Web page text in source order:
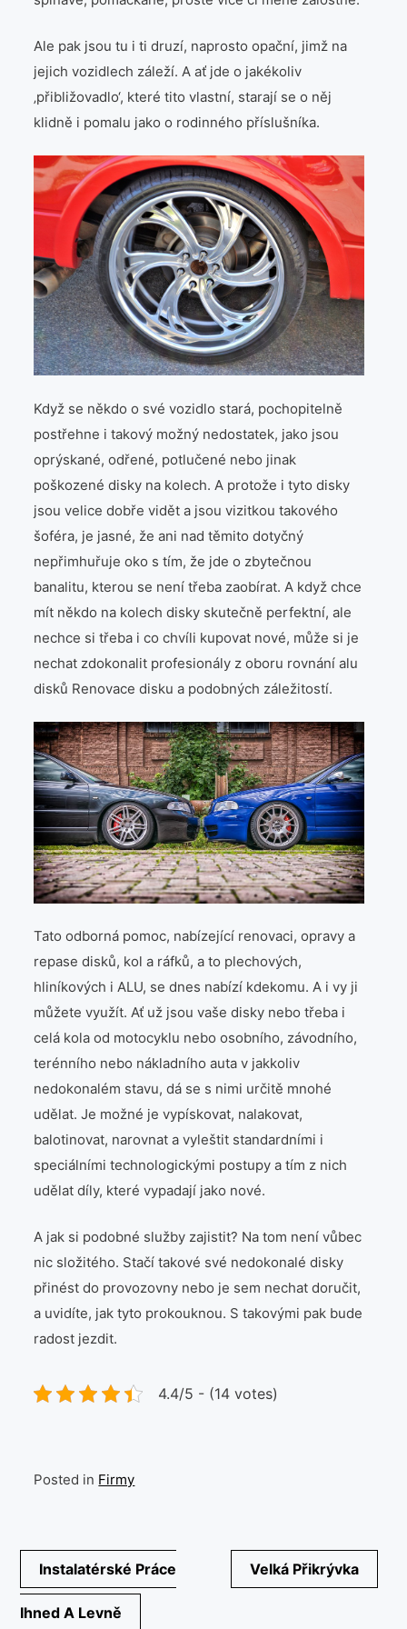
Ale pak jsou tu i ti druzí, naprosto opační, jimž na
jejich vozidlech záleží. A ať jde o jakékoliv
‚přibližovadlo‘, které tito vlastní, starají se o něj
klidně i pomalu jako o rodinného příslušníka.
Když se někdo o své vozidlo stará, pochopitelně
postřehne i takový možný nedostatek, jako jsou
oprýskané, odřené, potlučené nebo jinak
poškozené disky na kolech. A protože i tyto disky
jsou velice dobře vidět a jsou vizitkou takového
šoféra, je jasné, že ani nad těmito dotyčný
nepřimhuřuje oko s tím, že jde o zbytečnou
banalitu, kterou se není třeba zaobírat. A když chce
mít někdo na kolech disky skutečně perfektní, ale
nechce si třeba i co chvíli kupovat nové, může si je
nechat zdokonalit profesionály z oboru rovnání alu
disků Renovace disku a podobných záležitostí.
Tato odborná pomoc, nabízející renovaci, opravy a
repase disků, kol a ráfků, a to plechových,
hliníkových i ALU, se dnes nabízí kdekomu. A i vy ji
můžete využít. Ať už jsou vaše disky nebo třeba i
celá kola od motocyklu nebo osobního, závodního,
terénního nebo nákladního auta v jakkoliv
nedokonalém stavu, dá se s nimi určitě mnohé
udělat. Je možné je vypískovat, nalakovat,
balotinovat, narovnat a vyleštit standardními i
speciálními technologickými postupy a tím z nich
udělat díly, které vypadají jako nové.
A jak si podobné služby zajistit? Na tom není vůbec
nic složitého. Stačí takové své nedokonalé disky
přinést do provozovny nebo je sem nechat doručit,
a uvidíte, jak tyto prokouknou. S takovými pak bude
radost jezdit.
4.4/5 - (14 votes)
Posted in Firmy
Navigace
pro
Instalatérské Práce
Ihned A Levně
Velká Přikrývka